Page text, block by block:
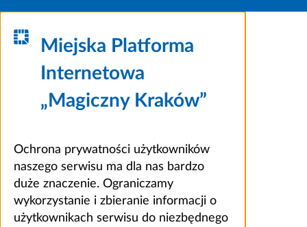
Miejska Platforma
Internetowa
„Magiczny Kraków”
Ochrona prywatności użytkowników
naszego serwisu ma dla nas bardzo
duże znaczenie. Ograniczamy
wykorzystanie i zbieranie informacji o
użytkownikach serwisu do niezbędnego